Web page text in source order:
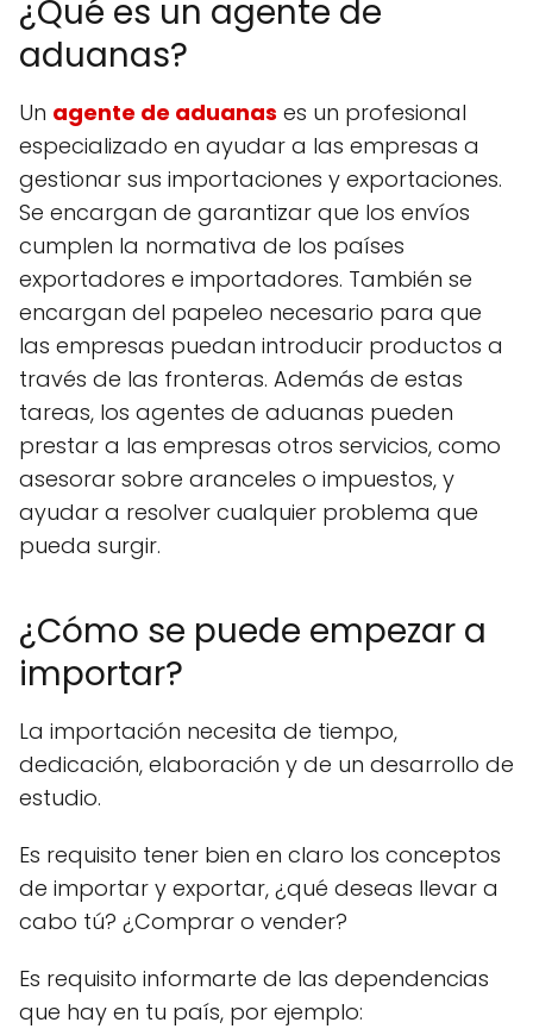
¿Qué es un agente de
aduanas?
Un agente de aduanas es un profesional
especializado en ayudar a las empresas a
gestionar sus importaciones y exportaciones.
Se encargan de garantizar que los envíos
cumplen la normativa de los países
exportadores e importadores. También se
encargan del papeleo necesario para que
las empresas puedan introducir productos a
través de las fronteras. Además de estas
tareas, los agentes de aduanas pueden
prestar a las empresas otros servicios, como
asesorar sobre aranceles o impuestos, y
ayudar a resolver cualquier problema que
pueda surgir.
¿Cómo se puede empezar a
importar?
La importación necesita de tiempo,
dedicación, elaboración y de un desarrollo de
estudio.
Es requisito tener bien en claro los conceptos
de importar y exportar, ¿qué deseas llevar a
cabo tú? ¿Comprar o vender?
Es requisito informarte de las dependencias
que hay en tu país, por ejemplo: